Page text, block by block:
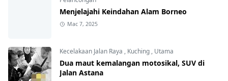
Menjelajahi Keindahan Alam Borneo
Mac 7, 2025
Kecelakaan Jalan Raya , Kuching, Utama
Dua maut kemalangan motosikal, SUV di
Jalan Astana